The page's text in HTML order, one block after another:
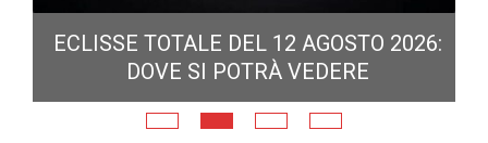
ECLISSE TOTALE DEL 12 AGOSTO 2026:
DOVE SI POTRÀ VEDERE